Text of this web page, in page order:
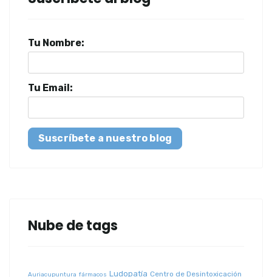
Tu Nombre:
Tu Email:
Suscríbete a nuestro blog
Nube de tags
Auriacupuntura fármacos Ludopatía Centro de Desintoxicación